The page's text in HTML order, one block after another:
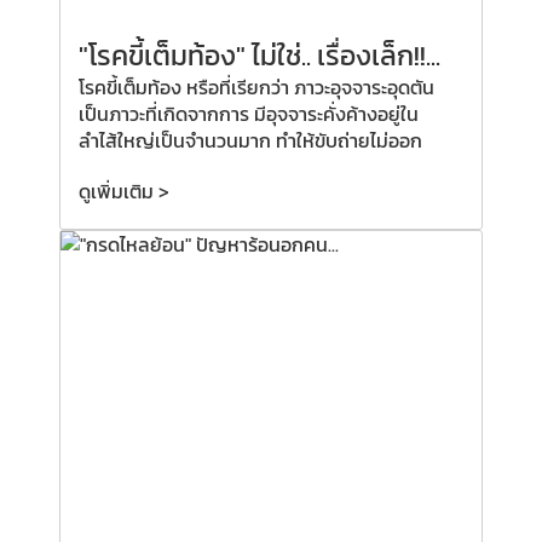
"โรคขี้เต็มท้อง" ไม่ใช่.. เรื่องเล็ก!!...
โรคขี้เต็มท้อง หรือที่เรียกว่า ภาวะอุจจาระอุดตัน
เป็นภาวะที่เกิดจากการ มีอุจจาระคั่งค้างอยู่ใน
ลำไส้ใหญ่เป็นจำนวนมาก ทำให้ขับถ่ายไม่ออก
ดูเพิ่มเติม >